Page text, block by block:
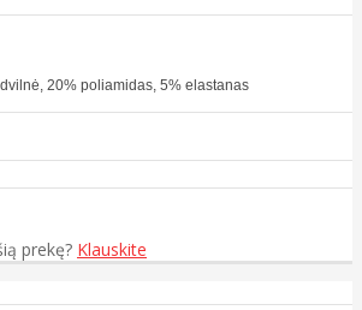
20% poliamidas, 5% elastanas
prekę? Klauskite